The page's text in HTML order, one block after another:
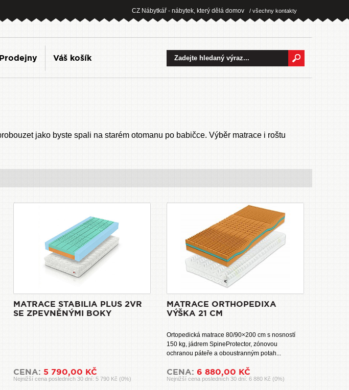
/ všechny kontakty
CZ Nábytkář - nábytek, který dělá domov
Prodejny Váš košík
jako byste spali na starém otomanu po babičce. Výběr matrace i roštu
MATRACE STABILIA PLUS 2VR
SE ZPEVNĚNÝMI BOKY
CENA: 5 790,00 KČ
Nejnižší cena posledních 30 dní: 5 790 Kč (0%)
MATRACE ORTHOPEDIXA
VÝŠKA 21 CM
Ortopedická matrace 80/90×200 cm s nosností
150 kg, jádrem SpineProtector, zónovou
ochranou páteře a oboustranným potah...
CENA: 6 880,00 KČ
Nejnižší cena posledních 30 dní: 6 880 Kč (0%)